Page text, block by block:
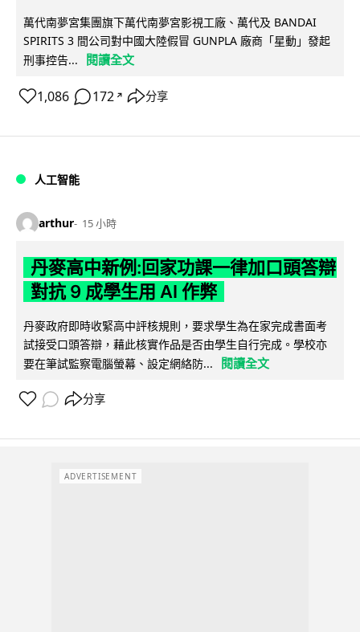
萬代南夢宮集團旗下萬代南夢宮影視工廠、萬代及 BANDAI
SPIRITS 3 間公司對中國大陸假冒 GUNPLA 廠商「星動」發起
刑事控告...
閱讀全文
1,086 172 ↗ 分享
人工智能
arthur 15 小時
丹麥高中新例:回家功課一律加口頭答辯
對抗 9 成學生用 AI 作弊
丹麥政府即時收緊高中評核規則，要求學生為在家完成書面考
試接受口頭答辯，藉此核實作品是否由學生自行完成。學校亦
要在筆試監察電腦螢幕、設定網絡防...
閱讀全文
分享
ADVERTISEMENT